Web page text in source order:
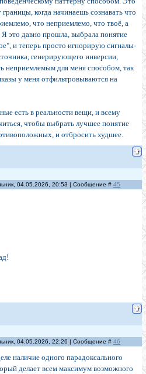
когда начинаешь сознавать что
что неприемлемо, что твоё, а
это давно прошла, выбрала понятие
и теперь просто игнорирую сигналы-
генерирующего инверсии,
неприемлемым для меня способом, так
у меня отфильтровываются на
есть в реальности вещи, и всему
чтобы выбрать лучшее понятие
и отбросить худшее.
04.05.2026, 20:53 | Сообщение # 45
04.05.2026, 22:26 | Сообщение # 46
наличие одного парадоксального
делает всем максимум возможного